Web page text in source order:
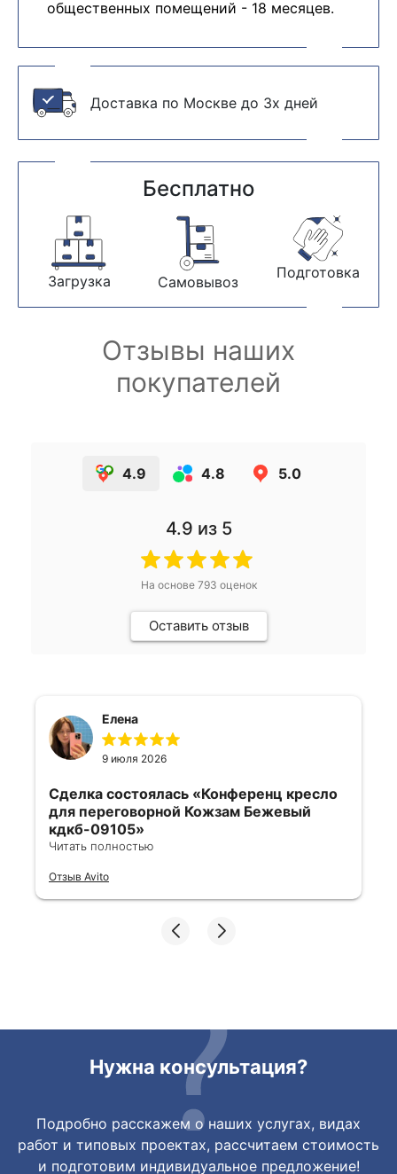
общественных помещений - 18 месяцев.
Доставка по Москве до 3х дней
Бесплатно
Загрузка Самовывоз
Подготовка
Отзывы наших
покупателей
4.9 4.8 5.0
4.9 из 5
На основе 793 оценок
Оставить отзыв
Елена
9 июля 2026
Сделка состоялась «Конференц кресло
для переговорной Кожзам Бежевый
кдкб-09105»
ответы очень быстрые, всегда на связи.
Все подробно сфотографировали перед
складах их переместили на один. Так же
Читать полностью
Отзыв Avito
Нужна консультация?
Подробно расскажем о наших услугах, видах
работ и типовых проектах, рассчитаем стоимость
и подготовим индивидуальное предложение!